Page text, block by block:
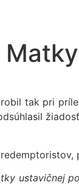
tak pri
ustavičnej